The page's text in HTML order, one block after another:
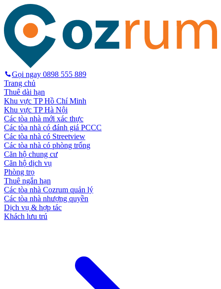
Gọi ngay 0898 555 889
Trang chủ
Thuê dài hạn
Khu vực TP Hồ Chí Minh
Khu vực TP Hà Nội
Các tòa nhà mới xác thực
Các tòa nhà có đánh giá PCCC
Các tòa nhà có Streetview
Các tòa nhà có phòng trống
Căn hộ chung cư
Căn hộ dịch vụ
Phòng trọ
Thuê ngắn hạn
Các tòa nhà Cozrum quản lý
Các tòa nhà nhượng quyền
Dịch vụ & hợp tác
Khách lưu trú